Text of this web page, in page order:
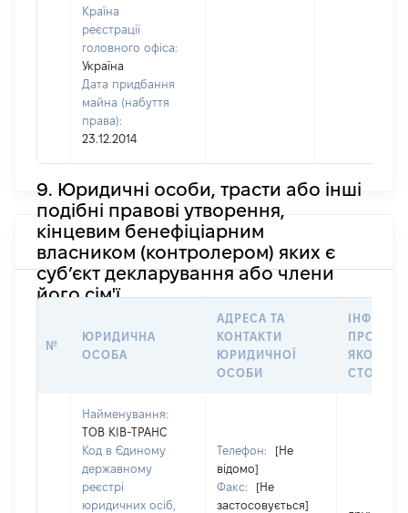
Країна
реєстрації
головного офіса:
Україна
Дата придбання
майна (набуття
права):
23.12.2014
9. Юридичні особи, трасти або інші
подібні правові утворення,
кінцевим бенефіціарним
власником (контролером) яких є
суб’єкт декларування або члени
його сім'ї
№
ЮРИДИЧНА
ОСОБА
АДРЕСА ТА
КОНТАКТИ
ЮРИДИЧНОЇ
ОСОБИ
ПРО
ЯКОЇ
Найменування:
ТОВ КІВ-ТРАНС
Код в Єдиному
державному
реєстрі
юридичних осіб,
Телефон:
[Не
відомо]
Факс:
[Не
застосовується]